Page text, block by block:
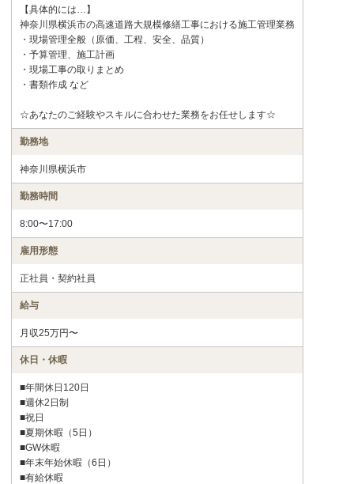
【具体的には…】
神奈川県横浜市の高速道路大規模修繕工事における施工管理業務
・現場管理全般（原価、工程、安全、品質）
・予算管理、施工計画
・現場工事の取りまとめ
・書類作成 など
☆あなたのご経験やスキルに合わせた業務をお任せします☆
勤務地
神奈川県横浜市
勤務時間
8:00〜17:00
雇用形態
正社員・契約社員
給与
月収25万円〜
休日・休暇
■年間休日120日
■週休2日制
■祝日
■夏期休暇（5日）
■GW休暇
■年末年始休暇（6日）
■有給休暇